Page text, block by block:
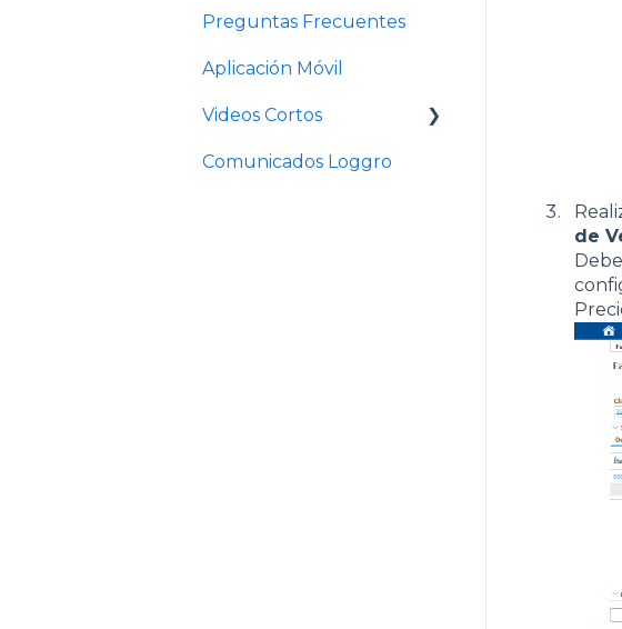
de
Preguntas Frecuentes
Aplicación Móvil
Videos Cortos
Videos Cortos Pymes
Comunicados Loggro